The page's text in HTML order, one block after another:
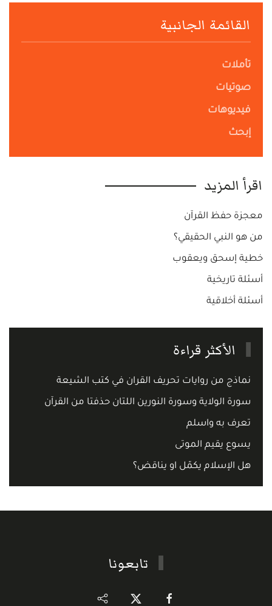
القائمة الجانبية
تأملات
صوتيات
فيديوهات
إبحث
اقرأ المزيد
معجزة حفظ القرآن
من هو النبي الحقيقي؟
خطية إسحق ويعقوب
أسئلة تاريخية
أسئلة أخلاقية
الأكثر قراءة
نماذج من روايات تحريف القران في كتب الشيعة
سورة الولاية وسورة النورين اللتان حذفتا من القرآن
تعرف به واسلم
يسوع يقيم الموتى
هل الإسلام يكمّل او يناقض؟
تابعونا